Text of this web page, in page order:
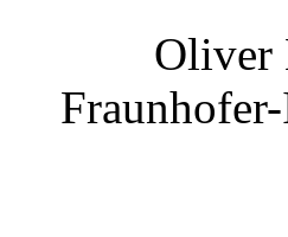
Oliver